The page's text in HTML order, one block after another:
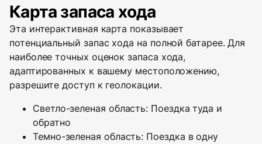
Карта запаса хода
Эта интерактивная карта показывает
потенциальный запас хода на полной батарее. Для
наиболее точных оценок запаса хода,
адаптированных к вашему местоположению,
разрешите доступ к геолокации.
Светло-зеленая область: Поездка туда и
обратно
Темно-зеленая область: Поездка в одну